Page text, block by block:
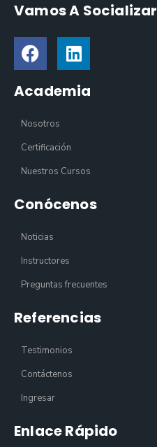
Vamos A Socializar
Academia
Nosotros
Certificación
Nuestros Cursos
Conócenos
Noticias
Instructores
Preguntas frecuentes
Referencias
Testimonios
Contáctenos
Ingresar
Enlace Rápido